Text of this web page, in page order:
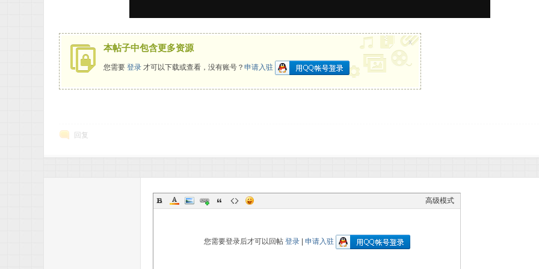
本帖子中包含更多资源
您需要 登录 才可以下载或查看，没有账号？ 申请入驻
x
回复
高级模式
您需要登录后才可以回帖 登录| 申请入驻